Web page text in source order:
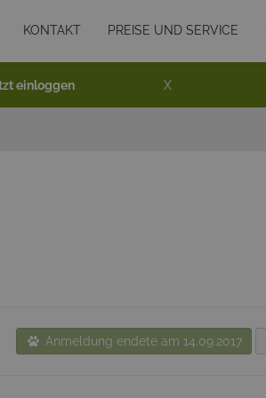
KONTAKT PREISE UND SERVICE
einloggen X
Anmeldung endete am 14.09.2017